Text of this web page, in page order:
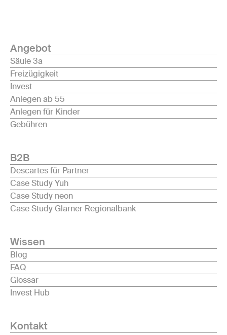
Angebot
Säule 3a
Freizügigkeit
Invest
Anlegen ab 55
Anlegen für Kinder
Gebühren
B2B
Descartes für Partner
Case Study Yuh
Case Study neon
Case Study Glarner Regionalbank
Wissen
Blog
FAQ
Glossar
Invest Hub
Kontakt